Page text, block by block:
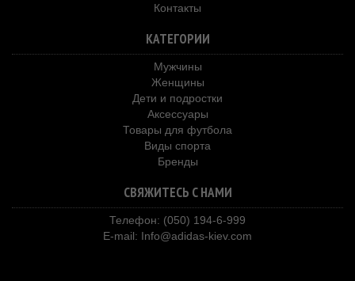
Контакты
КАТЕГОРИИ
Мужчины
Женщины
Дети и подростки
Аксессуары
Товары для футбола
Виды спорта
Бренды
СВЯЖИТЕСЬ С НАМИ
Телефон: (050) 194-6-999
E-mail: Info@adidas-kiev.com